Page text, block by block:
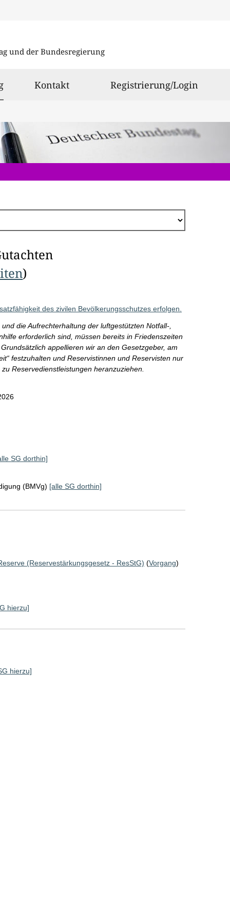
und der Bundesregierung
ausgewählt
Kontakt Registrierung/Login
)
des zivilen Bevölkerungsschutzes erfolgen.
die Aufrechterhaltung der luftgestützten Notfall-,
erforderlich sind, müssen bereits in Friedenszeiten
appellieren wir an den Gesetzgeber, am
festzuhalten und Reservistinnen und Reservisten nur
Reservedienstleistungen heranzuziehen.
SG dorthin]
(BMVg) [alle SG dorthin]
(Reservestärkungsgesetz - ResStG) (Vorgang)
hierzu]
hierzu]